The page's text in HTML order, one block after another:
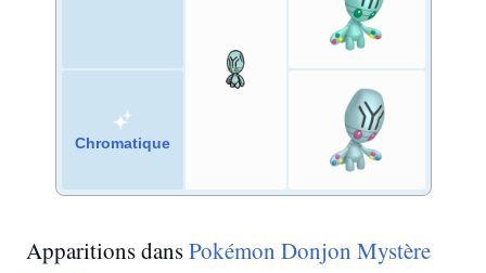
Chromatique
Apparitions dansPokémon Donjon Mystère